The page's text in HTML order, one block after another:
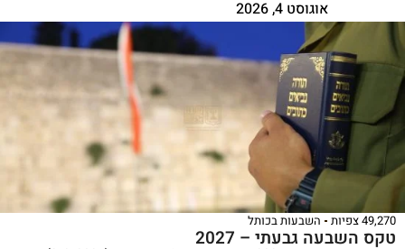
אוגוסט 4, 2026
49,270 צפיות השבעות בכותל
טקס השבעה גבעתי – 2027